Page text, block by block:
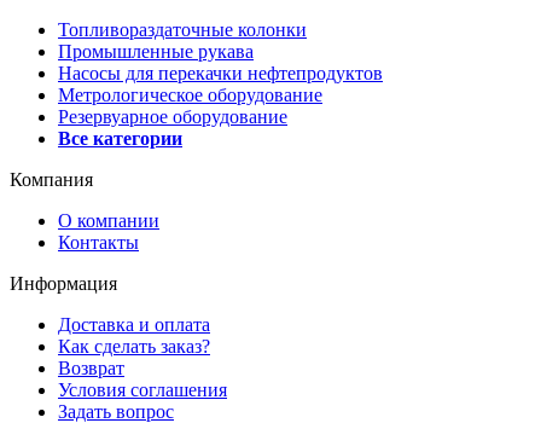
Топливораздаточные колонки
Промышленные рукава
Насосы для перекачки нефтепродуктов
Метрологическое оборудование
Резервуарное оборудование
Все категории
Компания
О компании
Контакты
Информация
Доставка и оплата
Как сделать заказ?
Возврат
Условия соглашения
Задать вопрос